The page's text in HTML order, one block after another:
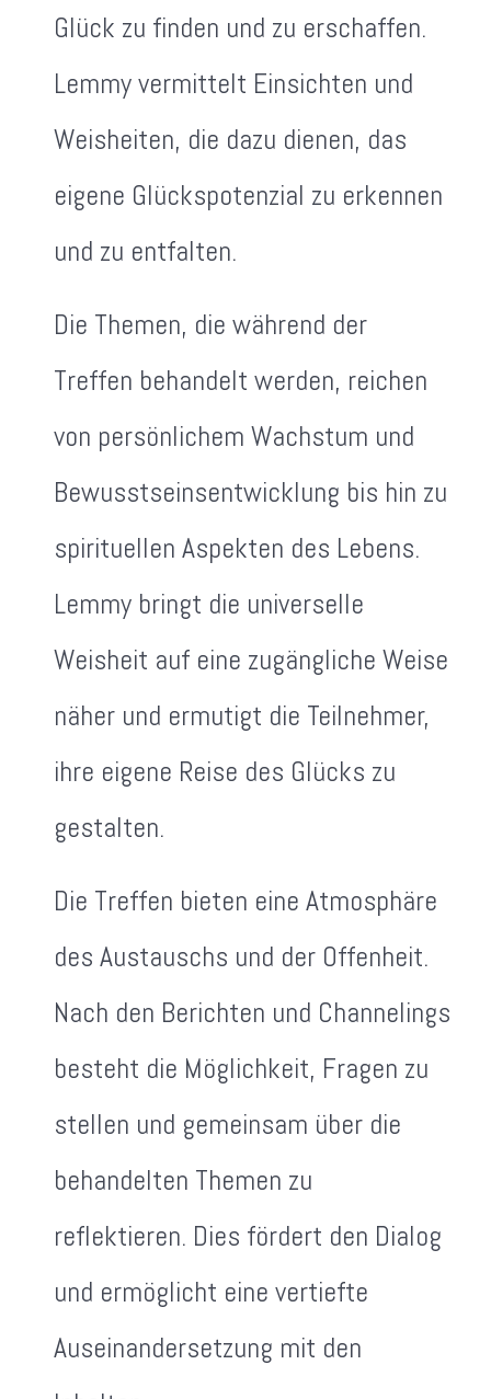
Glück zu finden und zu erschaffen.
Lemmy vermittelt Einsichten und
Weisheiten, die dazu dienen, das
eigene Glückspotenzial zu erkennen
und zu entfalten.
Die Themen, die während der
Treffen behandelt werden, reichen
von persönlichem Wachstum und
Bewusstseinsentwicklung bis hin zu
spirituellen Aspekten des Lebens.
Lemmy bringt die universelle
Weisheit auf eine zugängliche Weise
näher und ermutigt die Teilnehmer,
ihre eigene Reise des Glücks zu
gestalten.
Die Treffen bieten eine Atmosphäre
des Austauschs und der Offenheit.
Nach den Berichten und Channelings
besteht die Möglichkeit, Fragen zu
stellen und gemeinsam über die
behandelten Themen zu
reflektieren. Dies fördert den Dialog
und ermöglicht eine vertiefte
Auseinandersetzung mit den